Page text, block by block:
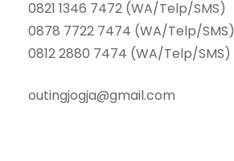
0821 1346 7472 (WA/Telp/SMS)
0878 7722 7474 (WA/Telp/SMS)
0812 2880 7474 (WA/Telp/SMS)
outingjogja@gmail.com